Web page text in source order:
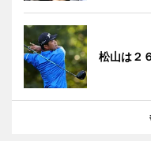
松山は２